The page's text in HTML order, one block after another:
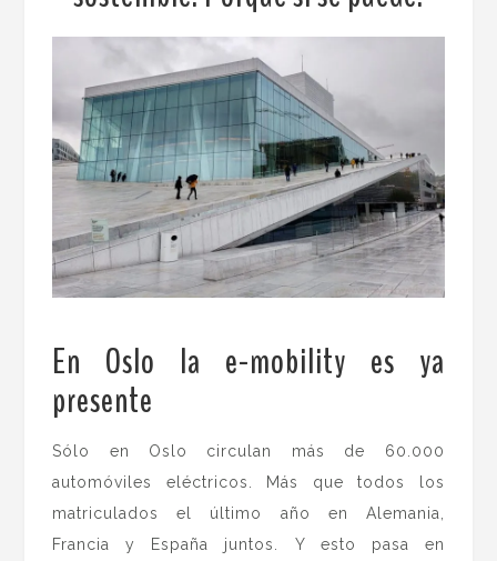
En Oslo la e-mobility es ya
presente
Sólo en Oslo circulan más de 60.000
automóviles eléctricos. Más que todos los
matriculados el último año en Alemania,
Francia y España juntos. Y esto pasa en